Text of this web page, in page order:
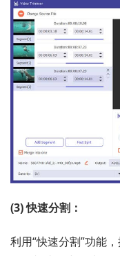
(3) 快速分割：
利用“快速分割”功能